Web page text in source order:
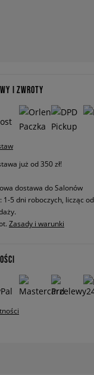
I ZWROTY
już od 350 zł!
dostawa do Salonów
1-5 dni roboczych, licząc
Zasady i warunki